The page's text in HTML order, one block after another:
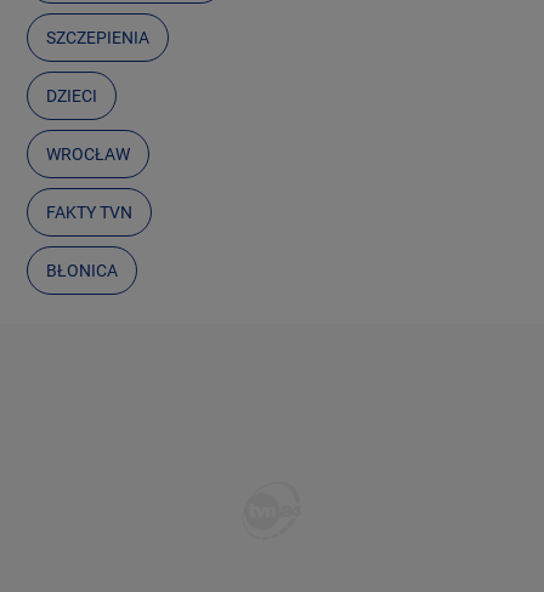
SZCZEPIENIA
DZIECI
WROCŁAW
FAKTY TVN
BŁONICA